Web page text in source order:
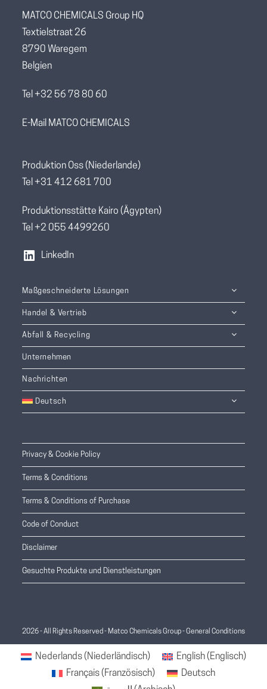
MATCO CHEMICALS Group HQ
Textielstraat 26
8790 Waregem
Belgien
Tel +32 56 78 80 60
E-Mail MATCO CHEMICALS
Produktion Oss (Niederlande)
Tel +31 412 681 700
Produktionsstätte Kairo (Ägypten)
Tel +2 055 4499260
LinkedIn
Maßgeschneiderte Lösungen
Handel & Vertrieb
Abfall & Recycling
Unternehmen
Nachrichten
Deutsch
Privacy & Cookie Policy
Terms & Conditions
Terms & Conditions of Purchase
Code of Conduct
Disclaimer
Gesuchte Produkte und Dienstleistungen
2026 - All Rights Reserved - Matco Chemicals Group -General Conditions
Nederlands(Niederländisch) English(Englisch)
Français(Französisch)
Deutsch